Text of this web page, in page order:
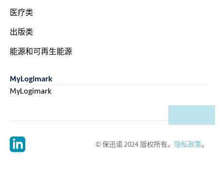
医疗类
出版类
能源和可再生能源
MyLogimark
MyLogimark
© 保迅诺 2024 版权所有。 隐私政策。